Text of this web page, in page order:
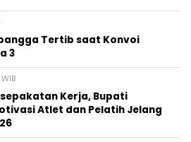
Tertib saat Konvoi
3
Kerja, Bupati
Atlet dan Pelatih Jelang